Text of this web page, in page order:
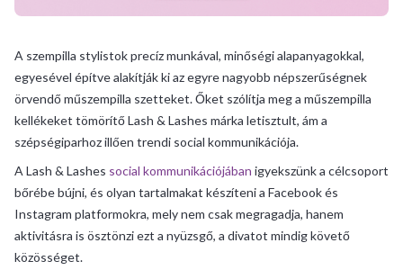
A szempilla stylistok precíz munkával, minőségi alapanyagokkal,
egyesével építve alakítják ki az egyre nagyobb népszerűségnek
örvendő műszempilla szetteket. Őket szólítja meg a műszempilla
kellékeket tömörítő Lash & Lashes márka letisztult, ám a
szépségiparhoz illően trendi social kommunikációja.
A Lash & Lashes social kommunikációjában igyekszünk a célcsoport
bőrébe bújni, és olyan tartalmakat készíteni a Facebook és
Instagram platformokra, mely nem csak megragadja, hanem
aktivitásra is ösztönzi ezt a nyüzsgő, a divatot mindig követő
közösséget.